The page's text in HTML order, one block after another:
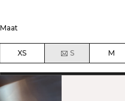
Maat
XS S M